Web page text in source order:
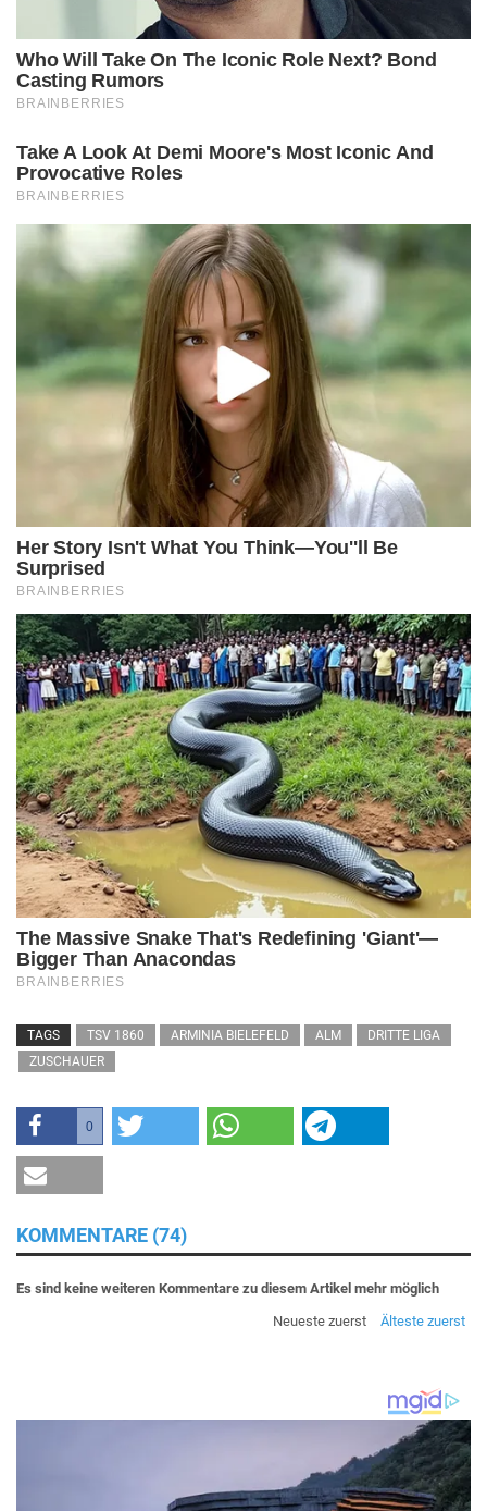
TAGS TSV 1860 ARMINIA BIELEFELD ALM
DRITTE LIGA
ZUSCHAUER
0
KOMMENTARE (74)
Es sind keine weiteren Kommentare zu diesem Artikel mehr möglich
Neueste zuerst
Älteste zuerst